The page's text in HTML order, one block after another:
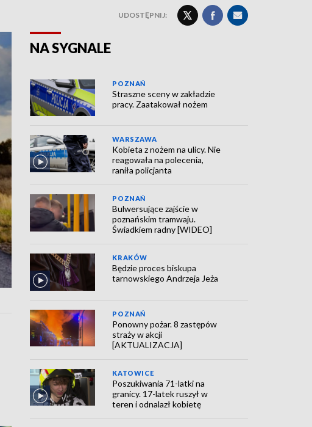
UDOSTĘPNIJ:
NA SYGNALE
POZNAŃ
Straszne sceny w zakładzie
pracy. Zaatakował nożem
WARSZAWA
Kobieta z nożem na ulicy. Nie
reagowała na polecenia,
raniła policjanta
POZNAŃ
Bulwersujące zajście w
poznańskim tramwaju.
Świadkiem radny [WIDEO]
KRAKÓW
Będzie proces biskupa
tarnowskiego Andrzeja Jeża
POZNAŃ
Ponowny pożar. 8 zastępów
straży w akcji
[AKTUALIZACJA]
KATOWICE
Poszukiwania 71-latki na
granicy. 17-latek ruszył w
teren i odnalazł kobietę